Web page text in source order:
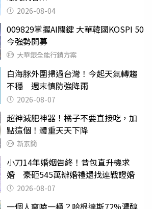
2026-08-04
009829掌握AI關鍵 大華韓國KOSPI 50
今強勢開募
大華銀全能行銷方案
白海豚外圍掃過台灣！今起天氣轉趨
不穩 週末慎防強降雨
2026-08-07
超神減肥神器！橘子不要直接吃，加
點這個！體重天天下降
新素簡
小刀14年婚姻告終！昔包直升機求
婚 豪砸545萬辦婚禮還找連戰證婚
2026-08-07
一個人爽嗑一桶？哈根達斯72%濃醇